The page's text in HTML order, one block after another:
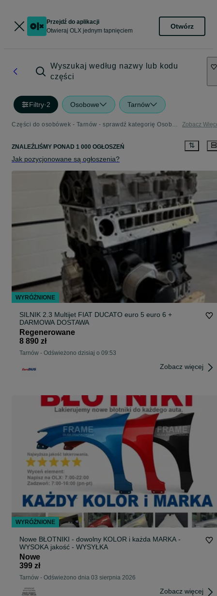
Przejdź do aplikacji
Otwieraj OLX jednym tapnięciem
Otwórz
Wyszukaj według nazwy lub kodu
części
Filtry·2 Osobowe Tarnów
Części do osobówek - Tarnów - sprawdź kategorię Osobowe Zobacz
ZNALEŹLIŚMY PONAD 1 000 OGŁOSZEŃ
Jak pozycjonowane są ogłoszenia?
SILNIK 2.3 Multijet FIAT DUCATO euro 5 euro 6 +
DARMOWA DOSTAWA
Regenerowane
8 890 zł
Tarnów - Odświeżono dzisiaj o 09:53
Zobacz więcej
Nowe BŁOTNIKI - dowolny KOLOR i każda MARKA -
WYSOKA jakość - WYSYŁKA
Nowe
399 zł
Tarnów - Odświeżono dnia 03 sierpnia 2026
Zobacz więcej
WYRÓŻNIONE
WYRÓŻNIONE